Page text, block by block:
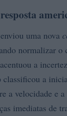
uma nova
normalizar
a
classificou a
a velocidade e
imediatas de